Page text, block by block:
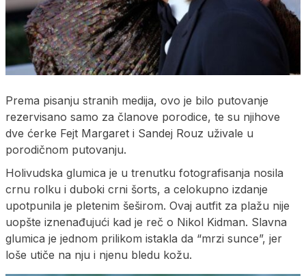
Prema pisanju stranih medija, ovo je bilo putovanje
rezervisano samo za članove porodice, te su njihove
dve ćerke Fejt Margaret i Sandej Rouz uživale u
porodičnom putovanju.
Holivudska glumica je u trenutku fotografisanja nosila
crnu rolku i duboki crni šorts, a celokupno izdanje
upotpunila je pletenim šeširom. Ovaj autfit za plažu nije
uopšte iznenađujući kad je reč o Nikol Kidman. Slavna
glumica je jednom prilikom istakla da “mrzi sunce”, jer
loše utiče na nju i njenu bledu kožu.